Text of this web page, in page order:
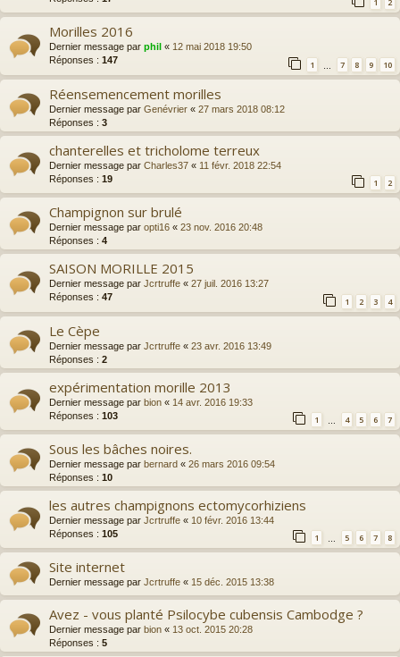
1 2
Morilles 2016
Dernier message par phil « 12 mai 2018 19:50
Réponses : 147 1 7 8 9 10
Réensemencement morilles
Dernier message par Genévrier « 27 mars 2018 08:12
Réponses : 3
chanterelles et tricholome terreux
Dernier message par Charles37 « 11 févr. 2018 22:54
Réponses : 19 1 2
Champignon sur brulé
Dernier message par opti16 « 23 nov. 2016 20:48
Réponses : 4
SAISON MORILLE 2015
Dernier message par Jcrtruffe « 27 juil. 2016 13:27
Réponses : 47 1 2 3 4
Le Cèpe
Dernier message par Jcrtruffe « 23 avr. 2016 13:49
Réponses : 2
expérimentation morille 2013
Dernier message par bion « 14 avr. 2016 19:33
Réponses : 103 1 … 4 5 6 7
Sous les bâches noires.
Dernier message par bernard « 26 mars 2016 09:54
Réponses : 10
les autres champignons ectomycorhiziens
Dernier message par Jcrtruffe « 10 févr. 2016 13:44
Réponses : 105 1 … 5 6 7 8
Site internet
Dernier message par Jcrtruffe « 15 déc. 2015 13:38
Avez - vous planté Psilocybe cubensis Cambodge ?
Dernier message par bion « 13 oct. 2015 20:28
Réponses : 5